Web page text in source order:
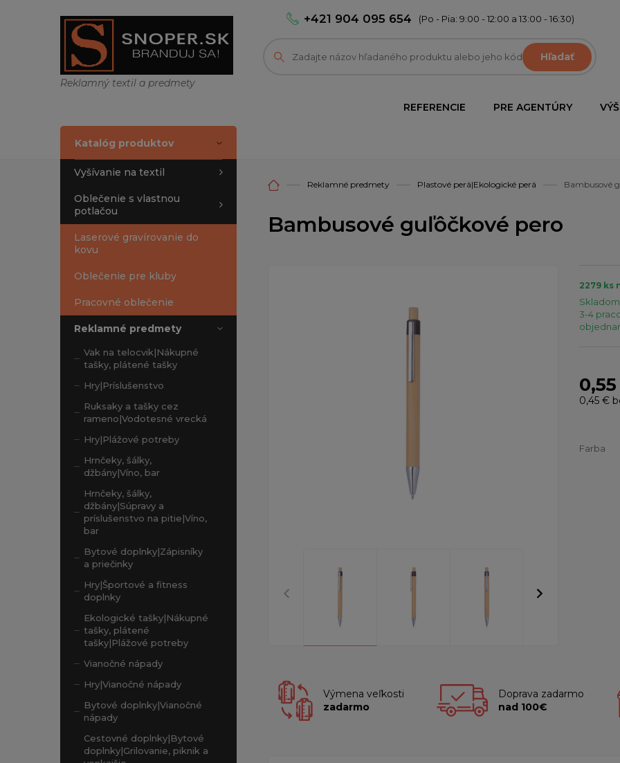
Reklamný textil a predmety
+421 904 095 654 (Po - Pia: 9:00 - 12:00 a 13:00 - 16:30)
Hľadať
REFERENCIE PRE AGENTÚRY
Katalóg produktov
Vyšívanie na textil
Oblečenie s vlastnou
potlačou
Laserové gravírovanie do
kovu
Oblečenie pre kluby
Pracovné oblečenie
Reklamné predmety
Vak na telocvik|Nákupné
tašky, plátené tašky
Hry|Príslušenstvo
Ruksaky a tašky cez
rameno|Vodotesné vrecká
Hry|Plážové potreby
Hrnčeky, šálky,
džbány|Víno, bar
Hrnčeky, šálky,
džbány|Súpravy a
príslušenstvo na pitie|Víno,
bar
Bytové doplnky|Zápisníky
a priečinky
Hry|Športové a fitness
doplnky
Ekologické tašky|Nákupné
tašky, plátené
tašky|Plážové potreby
Vianočné nápady
Hry|Vianočné nápady
Bytové doplnky|Vianočné
nápady
Cestovné doplnky|Bytové
doplnky|Grilovanie, piknik a
Reklamné predmety Plastové perá|Ekologické perá Bambusové
Bambusové guľôčkové pero
2279 ks
3-4
0,45 €
Farba
Výmena veľkosti
zadarmo
Doprava zadarmo
nad 100€